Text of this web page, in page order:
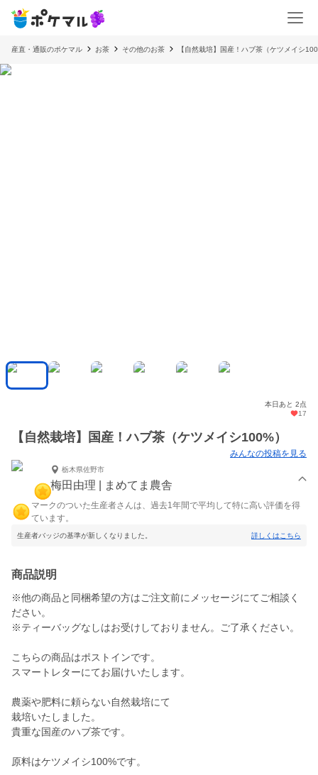
産直・通販のポケマル お茶 その他のお茶 【自然栽培】国産！ハブ茶（ケツメイシ
本日あと 2点
17
【自然栽培】国産！ハブ茶（ケツメイシ100%）
みんなの投稿を見る
栃木県佐野市
梅田由理 | まめてま農舎
マークのついた生産者さんは、過去1年間で平均して特に高い評価を得
ています。
生産者バッジの基準が新しくなりました。 詳しくはこちら
商品説明
※他の商品と同梱希望の方はご注文前にメッセージにてご相談く
ださい。
※ティーバッグなしはお受けしておりません。ご了承ください。
こちらの商品はポストインです。
スマートレターにてお届けいたします。
農薬や肥料に頼らない自然栽培にて
栽培いたしました。
貴重な国産のハブ茶です。
原料はケツメイシ100%です。